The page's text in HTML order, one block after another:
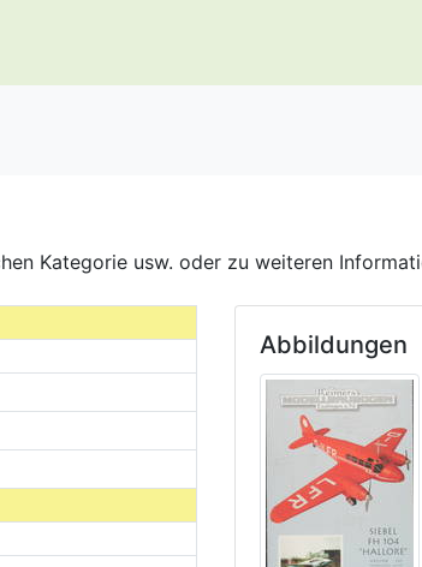
Kategorie usw. oder zu weiteren
Abbildungen